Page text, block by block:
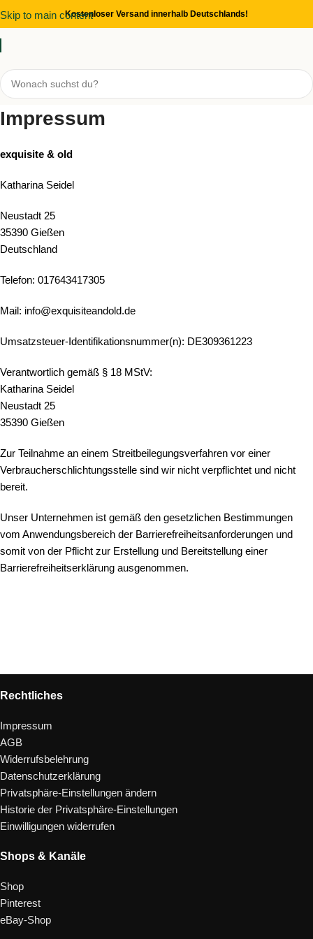
Skip to main contentKostenloser Versand innerhalb Deutschlands!
Impressum
exquisite & old
Katharina Seidel
Neustadt 25
35390 Gießen
Deutschland
Telefon: 017643417305
Mail: info@exquisiteandold.de
Umsatzsteuer-Identifikationsnummer(n): DE309361223
Verantwortlich gemäß § 18 MStV:
Katharina Seidel
Neustadt 25
35390 Gießen
Zur Teilnahme an einem Streitbeilegungsverfahren vor einer
Verbraucherschlichtungsstelle sind wir nicht verpflichtet und nicht
bereit.
Unser Unternehmen ist gemäß den gesetzlichen Bestimmungen
vom Anwendungsbereich der Barrierefreiheitsanforderungen und
somit von der Pflicht zur Erstellung und Bereitstellung einer
Barrierefreiheitserklärung ausgenommen.
Rechtliches
Impressum
AGB
Widerrufsbelehrung
Datenschutzerklärung
Privatsphäre-Einstellungen ändern
Historie der Privatsphäre-Einstellungen
Einwilligungen widerrufen
Shops & Kanäle
Shop
Pinterest
eBay-Shop